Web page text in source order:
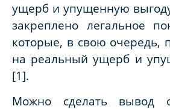
ущерб и упущенную
закреплено легальное
которые, в свою очередь,
на реальный ущерб и
[1].
Можно сделать